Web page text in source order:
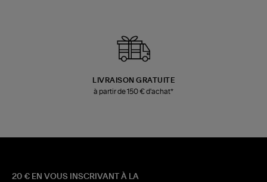
LIVRAISON GRATUITE
à partir de 150 € d'achat*
20 € EN VOUS INSCRIVANT À LA